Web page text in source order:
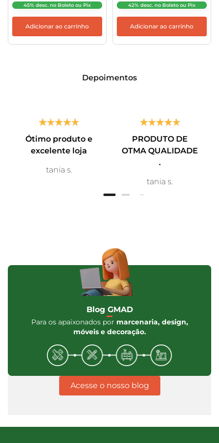
45% desc. no Boleto ou Pix
Adicionar ao carrinho
42% desc. no Boleto ou Pix
Adicionar ao carrinho
Depoimentos
Ótimo produto e
excelente loja
tania s.
PRODUTO DE
OTMA QUALIDADE
.
tania s.
Blog GMAD
Para os apaixonados por marcenaria, design,
móveis e decoração.
Acesse o nosso blog